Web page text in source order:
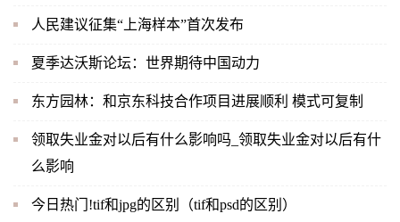
人民建议征集“上海样本”首次发布
夏季达沃斯论坛：世界期待中国动力
东方园林：和京东科技合作项目进展顺利 模式可复制
领取失业金对以后有什么影响吗_领取失业金对以后有什
么影响
今日热门!tif和jpg的区别（tif和psd的区别）